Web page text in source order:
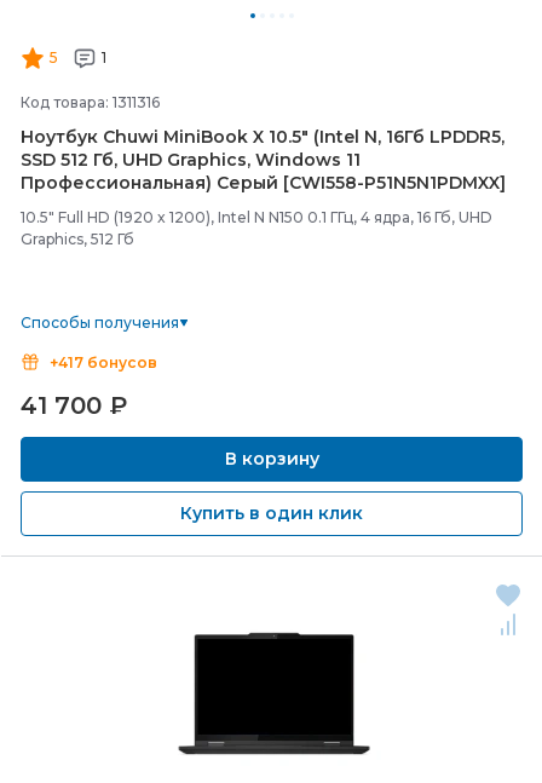
5 1
Код товара: 1311316
Ноутбук Chuwi MiniBook X 10.5" (Intel N, 16Гб LPDDR5,
SSD 512 Гб, UHD Graphics, Windows 11
Профессиональная) Серый [CWI558-P51N5N1PDMXX]
10.5" Full HD (1920 x 1200), Intel N N150 0.1 ГГц, 4 ядра, 16 Гб, UHD
Graphics, 512 Гб
Способы получения
+417 бонусов
41 700 ₽
В корзину
Купить в один клик